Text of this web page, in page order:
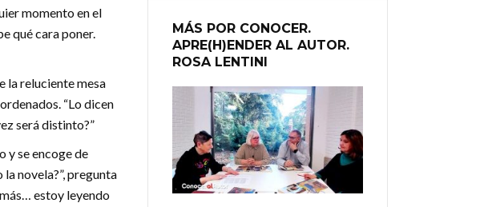
momento en el
qué cara poner.
la reluciente mesa
“Lo dicen
será distinto?”
y se encoge de
novela?”, pregunta
estoy leyendo
MÁS POR CONOCER.
APRE(H)ENDER AL AUTOR.
ROSA LENTINI